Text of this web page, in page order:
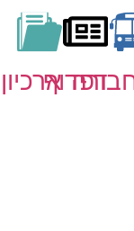
דפדוףארכיון